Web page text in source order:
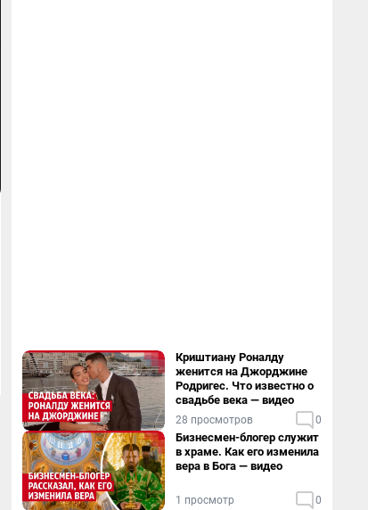
Криштиану Роналду
женится на Джорджине
Родригес. Что известно о
свадьбе века — видео
28 просмотров 0
Бизнесмен-блогер служит
в храме. Как его изменила
вера в Бога — видео
1 просмотр 0